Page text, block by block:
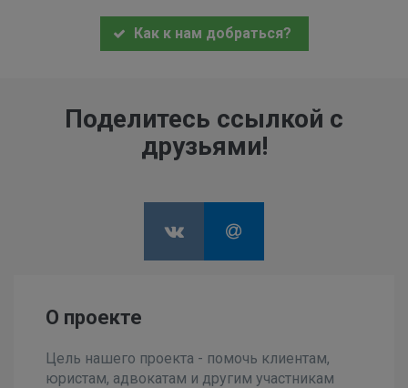
Как к нам добраться?
Поделитесь ссылкой с
друзьями!
О проекте
Цель нашего проекта - помочь клиентам,
юристам, адвокатам и другим участникам